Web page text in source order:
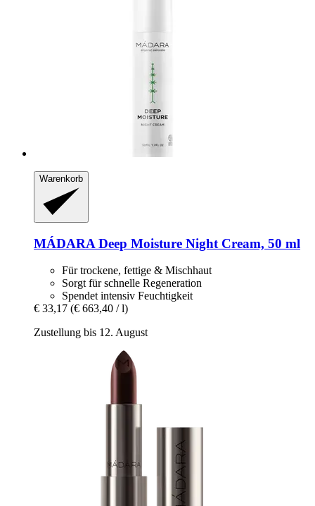
Warenkorb
MÁDARA Deep Moisture Night Cream, 50 ml
Für trockene, fettige & Mischhaut
Sorgt für schnelle Regeneration
Spendet intensiv Feuchtigkeit
€ 33,17 (€ 663,40 / l)
Zustellung bis 12. August